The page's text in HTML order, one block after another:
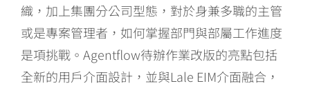
織，加上集團分公司型態，對於身兼多職的主管
或是專案管理者，如何掌握部門與部屬工作進度
是項挑戰。Agentflow待辦作業改版的亮點包括
全新的用戶介面設計，並與Lale EIM介面融合，